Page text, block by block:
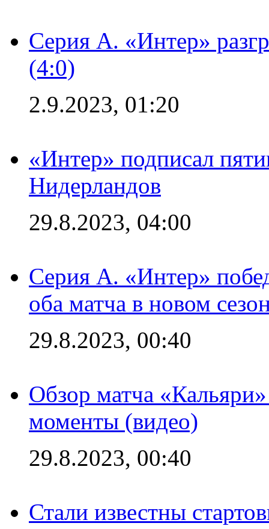
Серия А. «Интер»
(4:0)
2.9.2023, 01:20
«Интер» подписал
Нидерландов
29.8.2023, 04:00
Серия А. «Интер»
оба матча в новом
29.8.2023, 00:40
Обзор матча
моменты (видео)
29.8.2023, 00:40
Стали известны